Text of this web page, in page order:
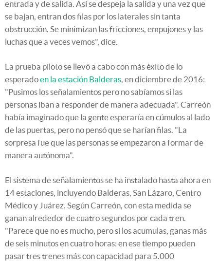
entrada y de salida. Así se despeja la salida y una vez que
se bajan, entran dos filas por los laterales sin tanta
obstrucción. Se minimizan las fricciones, empujones y las
luchas que a veces vemos", dice.
La prueba piloto se llevó a cabo con más éxito de lo
esperadoen la estación Balderas, en diciembre de 2016:
"Pusimos los señalamientos pero no sabíamos si las
personas iban a responder de manera adecuada". Carreón
había imaginado que la gente esperaría en cúmulos al lado
de las puertas, pero no pensó que se harían filas. "La
sorpresa fue que las personas se empezaron a formar de
manera autónoma".
El sistema de señalamientos se ha instalado hasta ahora en
14 estaciones, incluyendo Balderas, San Lázaro, Centro
Médico y Juárez. Según Carreón, con esta medida se
ganan alrededor de cuatro segundos por cada tren.
"Parece que no es mucho, pero si los acumulas, ganas más
de seis minutos en cuatro horas: en ese tiempo pueden
pasar tres trenes más con capacidad para 5.000